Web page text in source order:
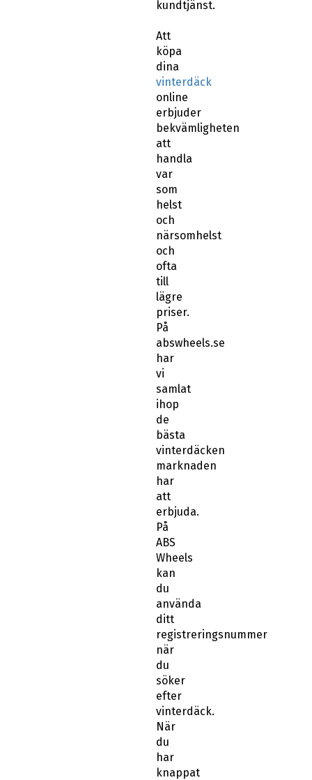
kundtjänst.
Att
köpa
dina
vinterdäck
online
erbjuder
bekvämligheten
att
handla
var
som
helst
och
närsomhelst
och
ofta
till
lägre
priser.
På
abswheels.se
har
vi
samlat
ihop
de
bästa
vinterdäcken
marknaden
har
att
erbjuda.
På
ABS
Wheels
kan
du
använda
ditt
registreringsnummer
när
du
söker
efter
vinterdäck.
När
du
har
knappat